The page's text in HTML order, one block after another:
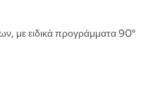
με ειδικά προγράμματα 90°